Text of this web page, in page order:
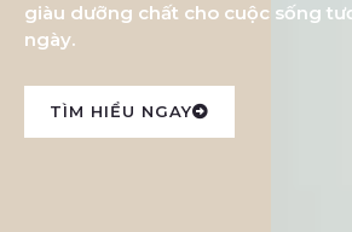
giàu dưỡng chất cho cuộc sống
ngày.
TÌM HIỂU NGAY